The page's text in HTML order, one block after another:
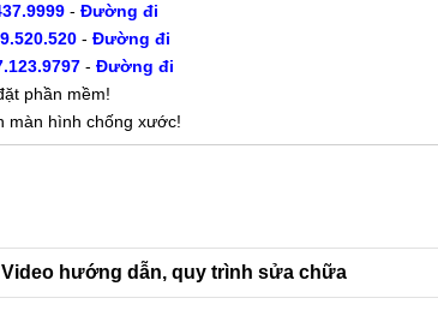
- Đường đi
- Đường đi
- Đường đi
phần mềm!
màn hình chống xước!
Video hướng dẫn, quy trình sửa chữa